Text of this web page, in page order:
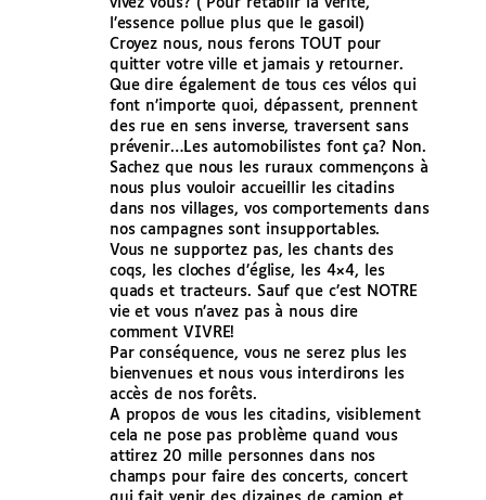
l’essence pollue plus que le gasoil)
Croyez nous, nous ferons TOUT pour
quitter votre ville et jamais y retourner.
Que dire également de tous ces vélos qui
font n’importe quoi, dépassent, prennent
des rue en sens inverse, traversent sans
prévenir…Les automobilistes font ça? Non.
Sachez que nous les ruraux commençons à
nous plus vouloir accueillir les citadins
dans nos villages, vos comportements dans
nos campagnes sont insupportables.
Vous ne supportez pas, les chants des
coqs, les cloches d’église, les 4×4, les
quads et tracteurs. Sauf que c’est NOTRE
vie et vous n’avez pas à nous dire
comment VIVRE!
Par conséquence, vous ne serez plus les
bienvenues et nous vous interdirons les
accès de nos forêts.
A propos de vous les citadins, visiblement
cela ne pose pas problème quand vous
attirez 20 mille personnes dans nos
champs pour faire des concerts, concert